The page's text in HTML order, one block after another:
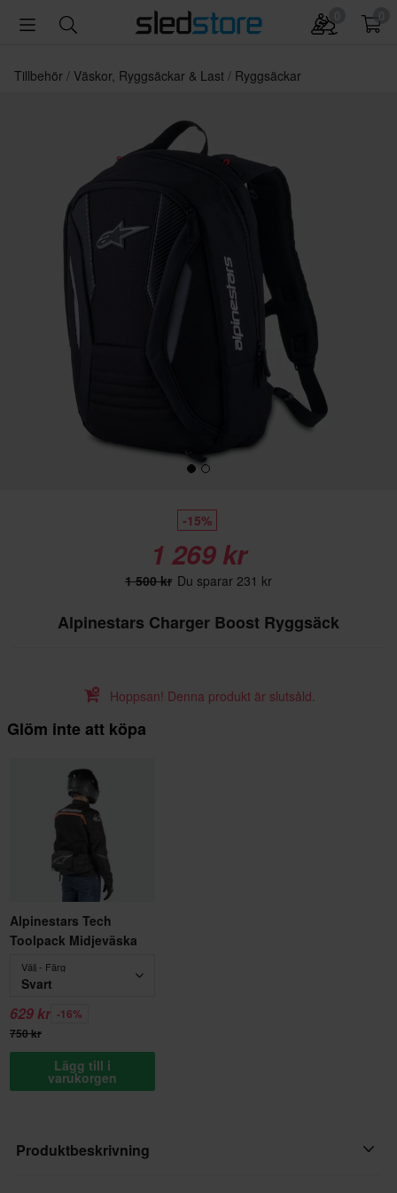
Tillbehör Väskor, Ryggsäckar & Last Ryggsäckar
-15%
1 269 kr
1 500 kr Du sparar 231 kr
Alpinestars Charger Boost Ryggsäck
Hoppsan! Denna produkt är slutsåld.
Glöm inte att köpa
Alpinestars Tech
Toolpack Midjeväska
Välj - Färg
Svart
629 kr -16%
750 kr
Lägg till i
varukorgen
Produktbeskrivning